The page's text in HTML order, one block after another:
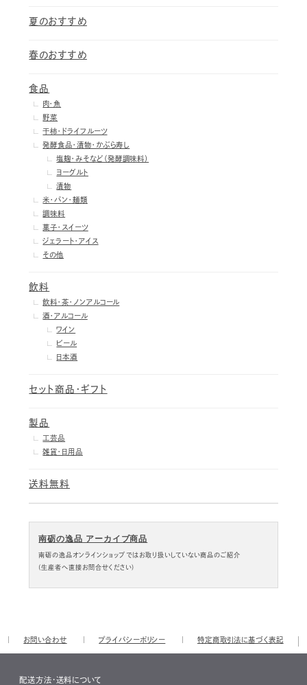
夏のおすすめ
春のおすすめ
食品
肉・魚
野菜
干柿・ドライフルーツ
発酵食品・漬物・かぶら寿し
塩麹・みそなど（発酵調味料）
ヨーグルト
漬物
米・パン・麺類
調味料
菓子・スイーツ
ジェラート・アイス
その他
飲料
飲料・茶・ノンアルコール
酒・アルコール
ワイン
ビール
日本酒
セット商品・ギフト
製品
工芸品
雑貨・日用品
送料無料
南砺の逸品 アーカイブ商品
南砺の逸品オンラインショップではお取り扱いしていない商品のご紹介
(生産者へ直接お問合せください)
お問い合わせ プライバシーポリシー 特定商取引法に基づく表記
配送方法・送料について